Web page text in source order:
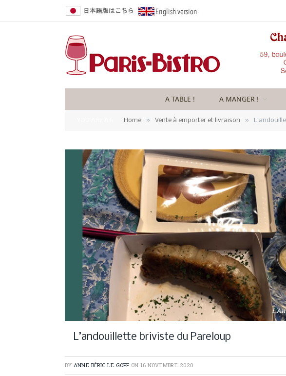
A TABLE ! A MANGER !
Home » Vente à emporter et livraison »
L’andouillette briviste du Pareloup
BY ANNE BÉRIC LE GOFF ON 16 NOVEMBRE 2020